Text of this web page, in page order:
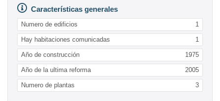
Características generales
Numero de edificios 1
Hay habitaciones comunicadas 1
Año de construcción 1975
Año de la ultima reforma 2005
Numero de plantas 3